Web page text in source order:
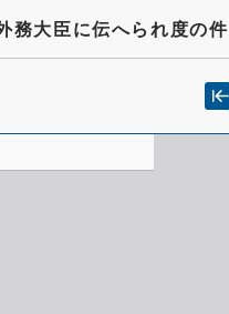
大臣に伝へられ度の件